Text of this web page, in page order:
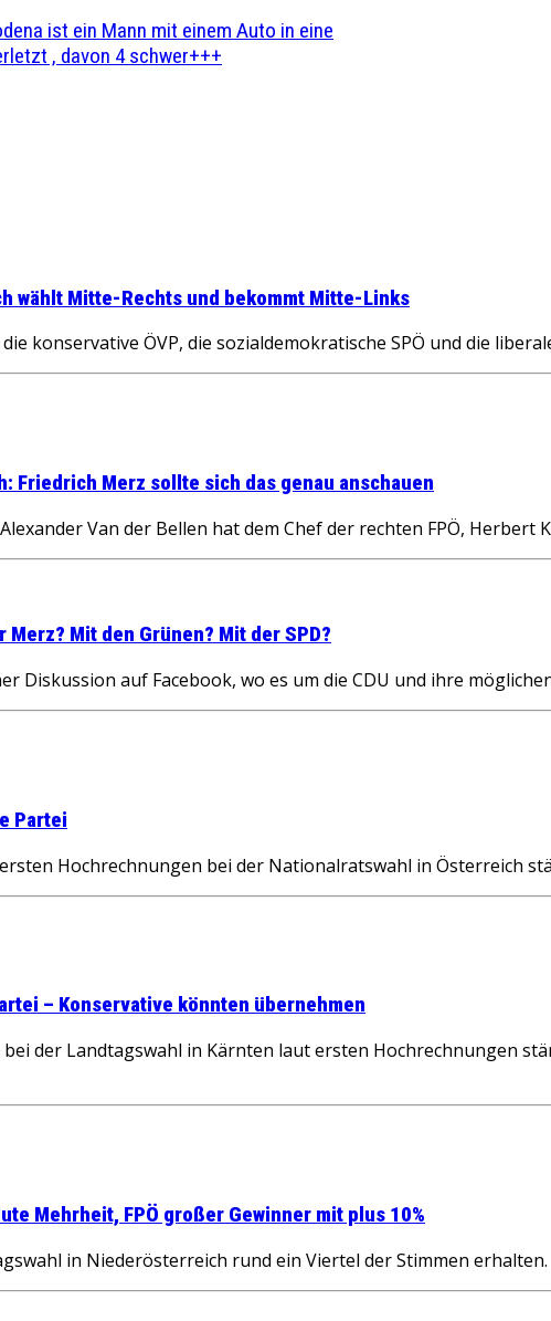
ist ein Mann mit einem Auto in eine
, davon 4 schwer+++
wählt Mitte-Rechts und bekommt Mitte-Links
konservative ÖVP, die sozialdemokratische SPÖ und die
Merz sollte sich das genau anschauen
Van der Bellen hat dem Chef der rechten FPÖ,
Mit den Grünen? Mit der SPD?
Diskussion auf Facebook, wo es um die CDU und ihre
Partei
Hochrechnungen bei der Nationalratswahl in Österreich
– Konservative könnten übernehmen
bei der Landtagswahl in Kärnten laut ersten Hochrechnungen
Mehrheit, FPÖ großer Gewinner mit plus 10%
in Niederösterreich rund ein Viertel der Stimmen